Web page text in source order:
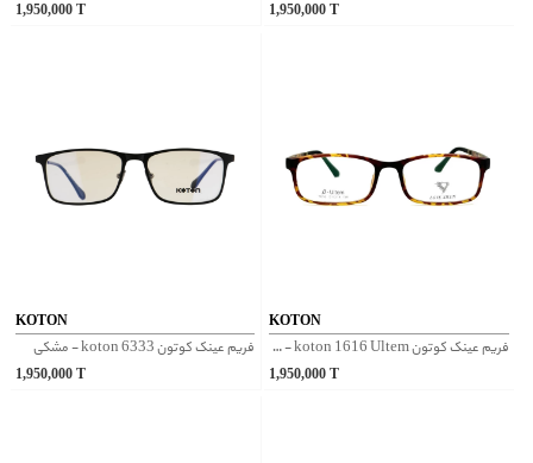
1,950,000 1,950,000
KOTON
فریم عینک کوتون koton 6333 - مشکی
1,950,000
KOTON
فریم عینک کوتون koton 1616 Ultem - پلنگی روشن
1,950,000